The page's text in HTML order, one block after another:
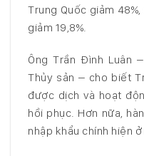
Trung Quốc giảm 48%,
giảm 19,8%.
Ông Trần Đình Luân
Thủy sản – cho biết
được dịch và hoạt
hồi phục. Hơn nữa,
nhập khẩu chính hiện